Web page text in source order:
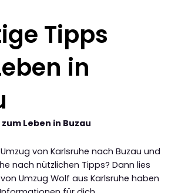
Tipps
in
Leben in Buzau
von Karlsruhe nach Buzau und
nach nützlichen Tipps? Dann lies
Umzug Wolf aus Karlsruhe haben